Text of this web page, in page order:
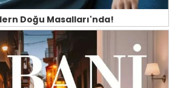
Doğu Masalları'nda!